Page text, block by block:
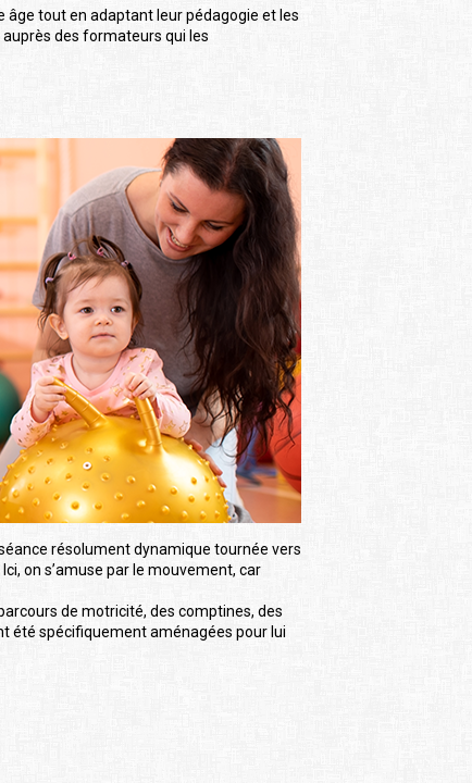
tout en adaptant leur pédagogie et les
des formateurs qui les
résolument dynamique tournée vers
on s’amuse par le mouvement, car
de motricité, des comptines, des
été spécifiquement aménagées pour lui